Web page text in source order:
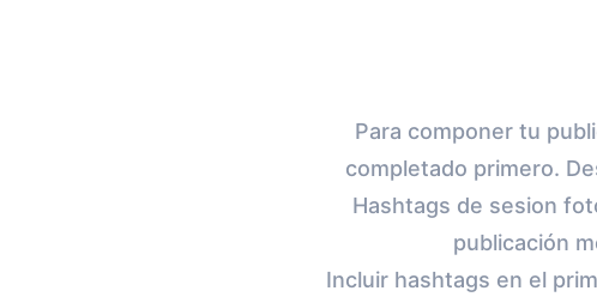
Para componer tu
completado primero.
Hashtags de sesion
publicación
Incluir hashtags en el